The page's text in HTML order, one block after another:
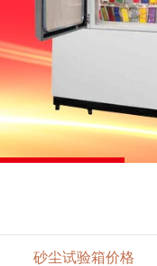
砂尘试验箱价格